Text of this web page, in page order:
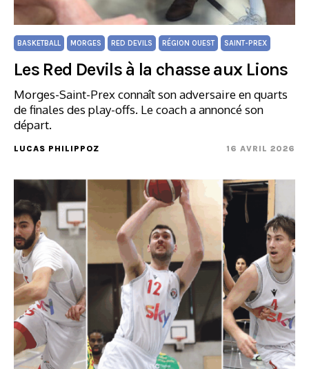
BASKETBALL MORGES RED DEVILS RÉGION OUEST SAINT-PREX
Les Red Devils à la chasse aux Lions
Morges-Saint-Prex connaît son adversaire en quarts
de finales des play-offs. Le coach a annoncé son
départ.
LUCAS PHILIPPOZ 16 AVRIL 2026